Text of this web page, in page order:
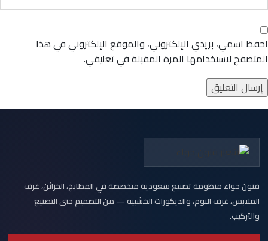
احفظ اسمي، بريدي الإلكتروني، والموقع الإلكتروني في هذا
المتصفح لاستخدامها المرة المقبلة في تعليقي.
فنون حواء منظومة تصنيع سعودية متخصصة في المطابخ، الخزائن، غرف
الملابس، غرف النوم، والديكورات الخشبية — من التصميم حتى التصنيع
والتركيب.